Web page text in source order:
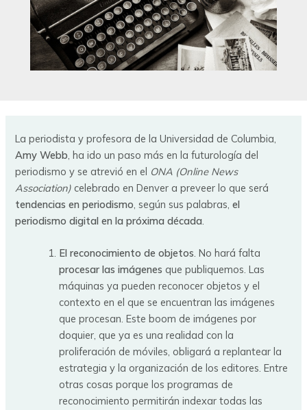
La periodista y profesora de la Universidad de Columbia,
Amy Webb, ha ido un paso más en la futurología del
periodismo y se atrevió en el ONA (Online News
Association) celebrado en Denver a preveer lo que será
tendencias en periodismo, según sus palabras,el
periodismo digital en la próxima década.
El reconocimiento de objetos. No hará falta
procesar las imágenes que publiquemos. Las
máquinas ya pueden reconocer objetos y el
contexto en el que se encuentran las imágenes
que procesan. Este boom de imágenes por
doquier, que ya es una realidad con la
proliferación de móviles, obligará a replantear la
estrategia y la organización de los editores. Entre
otras cosas porque los programas de
reconocimiento permitirán indexar todas las